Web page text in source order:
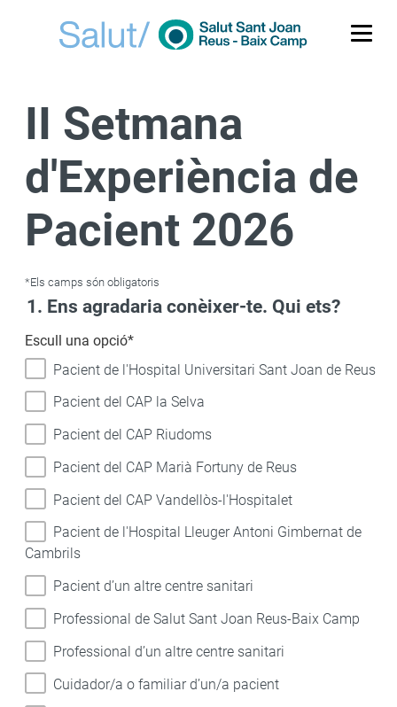
II Setmana
d'Experiència de
Pacient 2026
*Els camps són obligatoris
1. Ens agradaria conèixer-te. Qui ets?
Escull una opció*
Pacient de l'Hospital Universitari Sant Joan de Reus
Pacient del CAP la Selva
Pacient del CAP Riudoms
Pacient del CAP Marià Fortuny de Reus
Pacient del CAP Vandellòs-l'Hospitalet
Pacient de l'Hospital Lleuger Antoni Gimbernat de
Cambrils
Pacient d’un altre centre sanitari
Professional de Salut Sant Joan Reus-Baix Camp
Professional d’un altre centre sanitari
Cuidador/a o familiar d’un/a pacient